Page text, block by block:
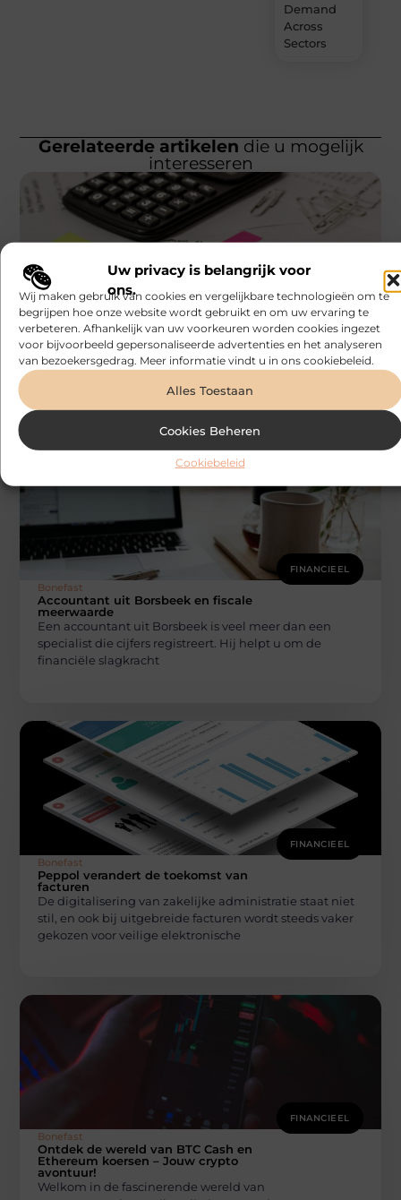
Uw privacy is belangrijk voor
ons.
Wij maken gebruik van cookies en vergelijkbare technologieën om te
begrijpen hoe onze website wordt gebruikt en om uw ervaring te
verbeteren. Afhankelijk van uw voorkeuren worden cookies ingezet
voor bijvoorbeeld gepersonaliseerde advertenties en het analyseren
van bezoekersgedrag. Meer informatie vindt u in ons cookiebeleid.
Alles Toestaan
Cookies Beheren
Cookiebeleid
Demand
Across
Sectors
Gerelateerde artikelen die u mogelijk
interesseren
FINANCIEEL
Bonefast
Waarom een boekhouder in Kortrijk verder
kijkt dan omzet
Veel ondernemers beoordelen de prestaties van hun
onderneming voornamelijk op basis van de omzet.
Hoewel omzet een belangrijke indicator is,
FINANCIEEL
Bonefast
Accountant uit Borsbeek en fiscale
meerwaarde
Een accountant uit Borsbeek is veel meer dan een
specialist die cijfers registreert. Hij helpt u om de
financiële slagkracht
FINANCIEEL
Bonefast
Peppol verandert de toekomst van
facturen
De digitalisering van zakelijke administratie staat niet
stil, en ook bij uitgebreide facturen wordt steeds vaker
gekozen voor veilige elektronische
FINANCIEEL
Bonefast
Ontdek de wereld van BTC Cash en
Ethereum koersen – Jouw crypto
avontuur!
Welkom in de fascinerende wereld van